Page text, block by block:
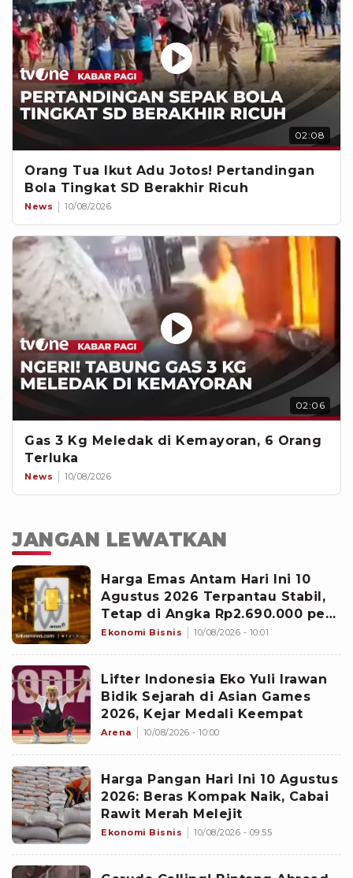
02:08
Orang Tua Ikut Adu Jotos! Pertandingan
Bola Tingkat SD Berakhir Ricuh
News 10/08/2026
02:06
Gas 3 Kg Meledak di Kemayoran, 6 Orang
Terluka
News 10/08/2026
JANGAN LEWATKAN
Harga Emas Antam Hari Ini 10
Agustus 2026 Terpantau Stabil,
Tetap di Angka Rp2.690.000 per
Gram
Ekonomi Bisnis 10/08/2026 - 10:01
Lifter Indonesia Eko Yuli Irawan
Bidik Sejarah di Asian Games
2026, Kejar Medali Keempat
Arena 10/08/2026 - 10:00
Harga Pangan Hari Ini 10 Agustus
2026: Beras Kompak Naik, Cabai
Rawit Merah Melejit
Ekonomi Bisnis 10/08/2026 - 09:55